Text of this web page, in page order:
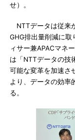
せ）。
NTTデータは従来
GHG排出量削減に
ィサー兼APACマネ
は「NTTデータの技
可能な変革を加速さ
より、データの効率
る。